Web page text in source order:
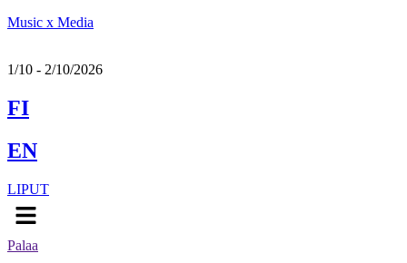
Music x Media
1/10 - 2/10/2026
FI
EN
LIPUT
Menu
Palaa